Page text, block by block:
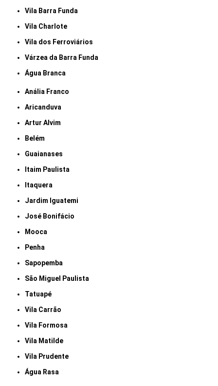
Vila Barra Funda
Vila Charlote
Vila dos Ferroviários
Várzea da Barra Funda
Água Branca
Anália Franco
Aricanduva
Artur Alvim
Belém
Guaianases
Itaim Paulista
Itaquera
Jardim Iguatemi
José Bonifácio
Mooca
Penha
Sapopemba
São Miguel Paulista
Tatuapé
Vila Carrão
Vila Formosa
Vila Matilde
Vila Prudente
Água Rasa